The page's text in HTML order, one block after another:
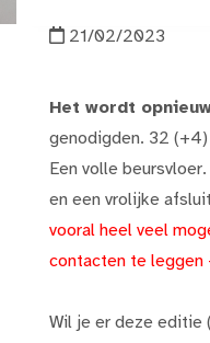
21/02/2023
Het wordt
genodigden. 32
Een volle
en een vrolijke
vooral heel veel
contacten te leggen
Wil je er deze editie